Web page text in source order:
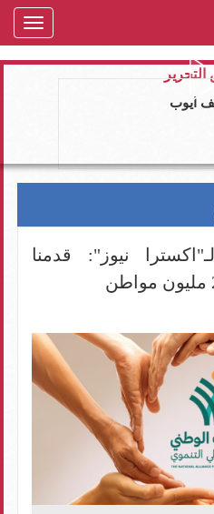
ايوب
نيوز": قدمنا